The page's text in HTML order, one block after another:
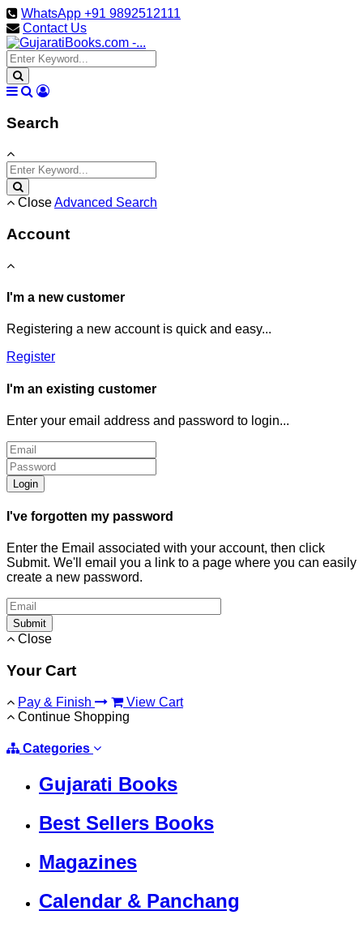
WhatsApp +91 9892512111
Contact Us
Search
CloseAdvanced Search
Account
I'm a new customer
Registering a new account is quick and easy...
Register
I'm an existing customer
Enter your email address and password to login...
Login
I've forgotten my password
Enter the Email associated with your account, then click
Submit. We'll email you a link to a page where you can easily
create a new password.
Submit
Close
Your Cart
Pay & Finish
View Cart
Continue Shopping
Categories
Gujarati Books
Best Sellers Books
Magazines
Calendar & Panchang